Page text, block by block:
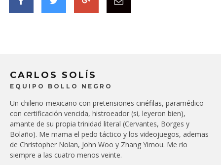
CARLOS SOLÍS
EQUIPO BOLLO NEGRO
Un chileno-mexicano con pretensiones cinéfilas, paramédico
con certificación vencida, histroeador (si, leyeron bien),
amante de su propia trinidad literal (Cervantes, Borges y
Bolaño). Me mama el pedo táctico y los videojuegos, ademas
de Christopher Nolan, John Woo y Zhang Yimou. Me río
siempre a las cuatro menos veinte.